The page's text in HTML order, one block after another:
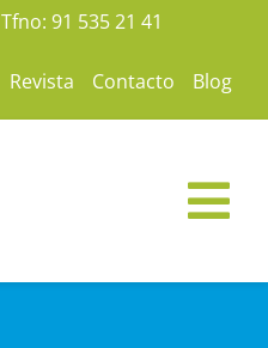
Tfno: 91 535 21 41
Revista Contacto Blog